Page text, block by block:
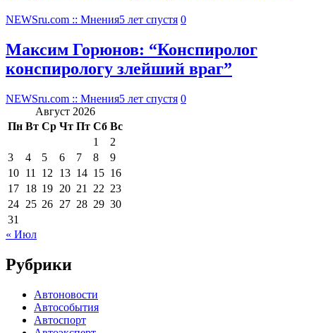
NEWSru.com :: Мнения5 лет спустя 0
Максим Горюнов: “Конспиролог
конспирологу злейший враг”
NEWSru.com :: Мнения5 лет спустя 0
Август 2026
Пн Вт Ср Чт Пт Сб Вс
1
2
3
4 5 6 7 8
9
10 11 12 13 14 15 16
17 18 19 20 21 22 23
24 25 26 27 28 29 30
31
« Июл
Рубрики
Автоновости
Автособытия
Автоспорт